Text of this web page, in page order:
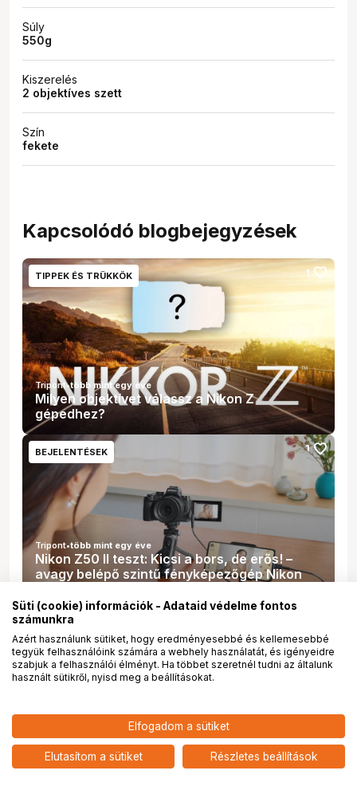
Súly
550g
Kiszerelés
2 objektíves szett
Szín
fekete
Kapcsolódó blogbejegyzések
TIPPEK ÉS TRÜKKÖK 1 favorite
Milyen objektívet válassz a Nikon Z
gépedhez?
Tripont•több mint egy éve
BEJELENTÉSEK 1 favorite
Nikon Z50 II teszt: Kicsi a bors, de erős! –
avagy belépő szintű fényképezőgép Nikon
Tripont•több mint egy éve
A NIKON BÜSZKÉN ÜNNEPLI A NIKKOR
OBJEKTÍVEK 90. ÉVFORDULÓJÁT
xRobalino Julianna Auróra•több mint egy éve
NIKON Z50 II MILC
Fényképezőgép + DX 16-50 VR
Objektív + 50-250 VR Objektív
add
Süti (cookie) információk - Adataid védelme fontos
számunkra
Azért használunk sütiket, hogy eredményesebbé és kellemesebbé
tegyük felhasználóink számára a webhely használatát, és igényeidre
szabjuk a felhasználói élményt. Ha többet szeretnél tudni az általunk
használt sütikről, nyisd meg a beállításokat.
Elfogadom a sütiket
Elutasítom a sütiket Részletes beállítások